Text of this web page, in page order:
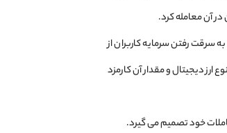
سرقت رفتن سرمایه کاربران از
دیجیتال و مقدار آن کارمزد
خود تصمیم می‌ گیرد.